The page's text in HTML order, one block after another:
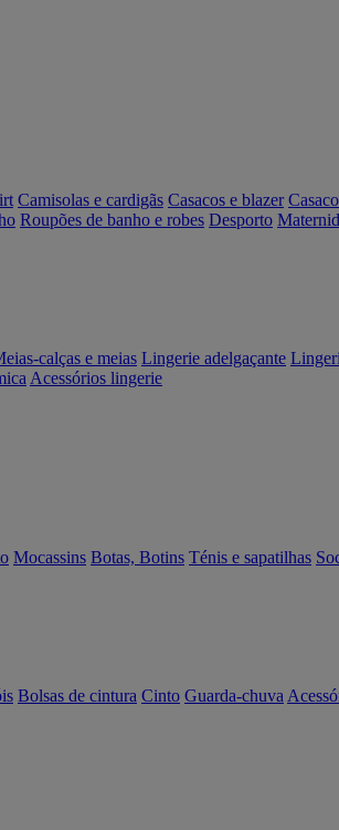
Camisolas e cardigãs Casacos e blazer
Roupões de banho e robes Desporto
calças e meias Lingerie adelgaçante
Acessórios lingerie
Mocassins Botas, Botins Ténis e sapatilhas
Bolsas de cintura Cinto Guarda-chuva